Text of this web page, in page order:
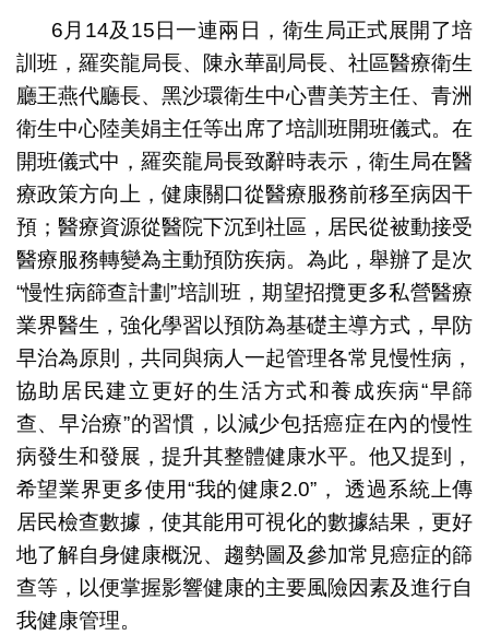
6月14及15日一連兩日，衛生局正式展開了培
訓班，羅奕龍局長、陳永華副局長、社區醫療衛生
廳王燕代廳長、黑沙環衛生中心曹美芳主任、青洲
衛生中心陸美娟主任等出席了培訓班開班儀式。在
開班儀式中，羅奕龍局長致辭時表示，衛生局在醫
療政策方向上，健康關口從醫療服務前移至病因干
預；醫療資源從醫院下沉到社區，居民從被動接受
醫療服務轉變為主動預防疾病。為此，舉辦了是次
“慢性病篩查計劃”培訓班，期望招攬更多私營醫療
業界醫生，強化學習以預防為基礎主導方式，早防
早治為原則，共同與病人一起管理各常見慢性病，
協助居民建立更好的生活方式和養成疾病“早篩
查、早治療”的習慣，以減少包括癌症在內的慢性
病發生和發展，提升其整體健康水平。他又提到，
希望業界更多使用“我的健康2.0”， 透過系統上傳
居民檢查數據，使其能用可視化的數據結果，更好
地了解自身健康概況、趨勢圖及參加常見癌症的篩
查等，以便掌握影響健康的主要風險因素及進行自
我健康管理。